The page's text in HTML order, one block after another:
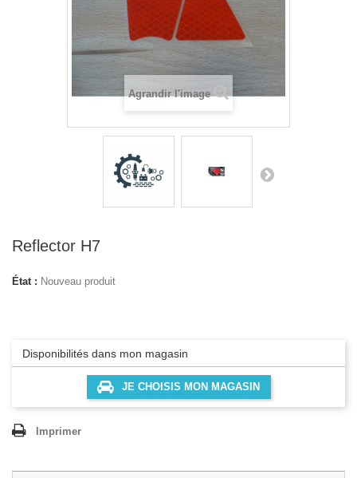
Agrandir l'image
Reflector H7
État : Nouveau produit
Disponibilités dans mon magasin
JE CHOISIS MON MAGASIN
Imprimer